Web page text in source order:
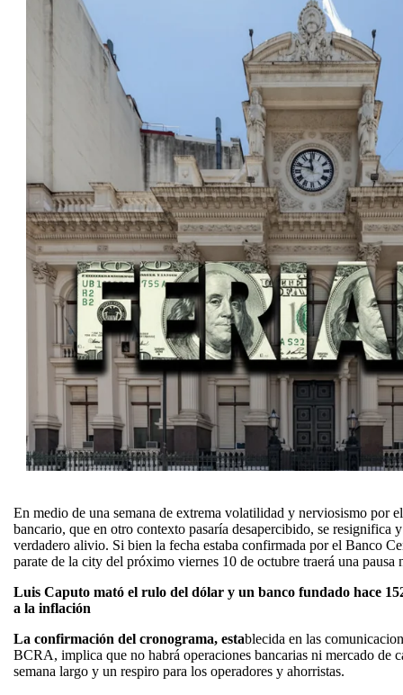
En medio de una semana de extrema volatilidad y nerviosismo por
bancario, que en otro contexto pasaría desapercibido, se resignifica
verdadero alivio. Si bien la fecha estaba confirmada por el Banco
parate de la city del próximo viernes 10 de octubre traerá una pausa
Luis Caputo mató el rulo del dólar y un banco fundado hace
a la inflación
La confirmación del cronograma, establecida en las
BCRA, implica que no habrá operaciones bancarias ni mercado de
semana largo y un respiro para los operadores y ahorristas.